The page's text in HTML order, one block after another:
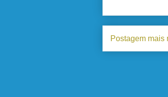
Postagem mais